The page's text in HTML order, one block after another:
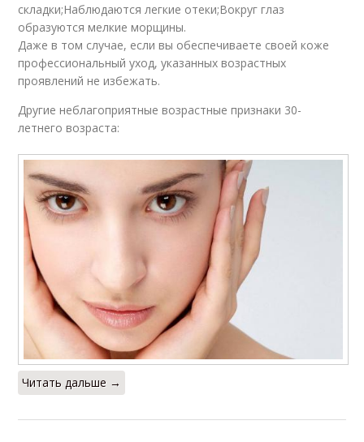
складки;Наблюдаются легкие отеки;Вокруг глаз
образуются мелкие морщины.
Даже в том случае, если вы обеспечиваете своей коже
профессиональный уход, указанных возрастных
проявлений не избежать.
Другие неблагоприятные возрастные признаки 30-
летнего возраста:
Читать дальше →